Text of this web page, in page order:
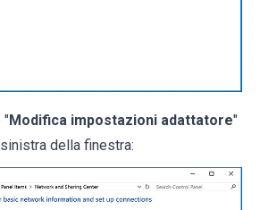
"Modifica impostazioni adattatore"
della finestra: